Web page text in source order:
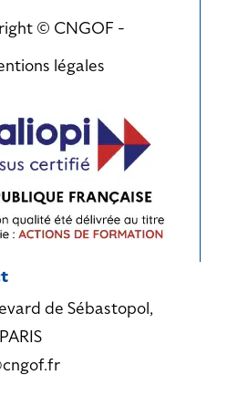
© CNGOF -
légales
de Sébastopol,